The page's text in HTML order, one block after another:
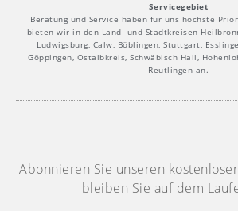
Servicegebiet
Beratung und Service haben für uns höchste
bieten wir in den Land- und Stadtkreisen
Ludwigsburg, Calw, Böblingen, Stuttgart,
Göppingen, Ostalbkreis, Schwäbisch Hall,
Reutlingen an.
Abonnieren Sie unseren
bleiben Sie auf dem